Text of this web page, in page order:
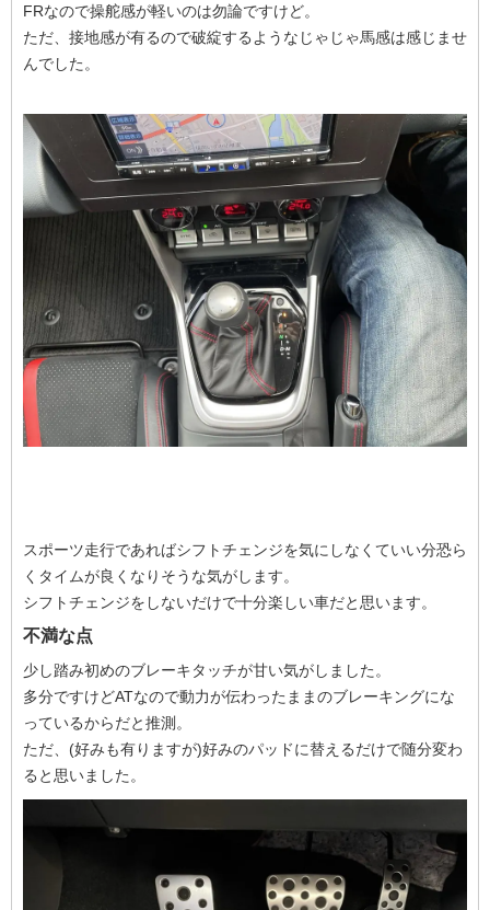
FRなので操舵感が軽いのは勿論ですけど。
ただ、接地感が有るので破綻するようなじゃじゃ馬感は感じませ
んでした。
スポーツ走行であればシフトチェンジを気にしなくていい分恐ら
くタイムが良くなりそうな気がします。
シフトチェンジをしないだけで十分楽しい車だと思います。
不満な点
少し踏み初めのブレーキタッチが甘い気がしました。
多分ですけどATなので動力が伝わったままのブレーキングにな
っているからだと推測。
ただ、(好みも有りますが)好みのパッドに替えるだけで随分変わ
ると思いました。